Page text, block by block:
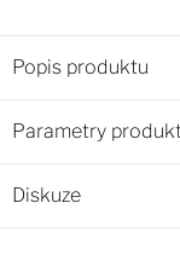
Popis produktu
Parametry
Diskuze